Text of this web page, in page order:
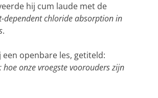
hij cum laude met de
dependent chloride absorption in
.
een openbare les, getiteld:
hoe onze vroegste voorouders zijn